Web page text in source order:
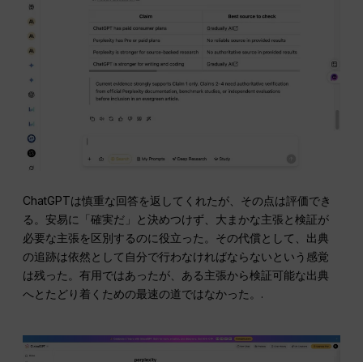
ChatGPTは慎重な回答を返してくれたが、その点は評価でき
る。安易に「確実だ」と決めつけず、大まかな主張と検証が
必要な主張を区別するのに役立った。その代償として、出典
の追跡は依然として自分で行わなければならないという感覚
は残った。有用ではあったが、ある主張から検証可能な出典
へとたどり着くための最速の道ではなかった。.